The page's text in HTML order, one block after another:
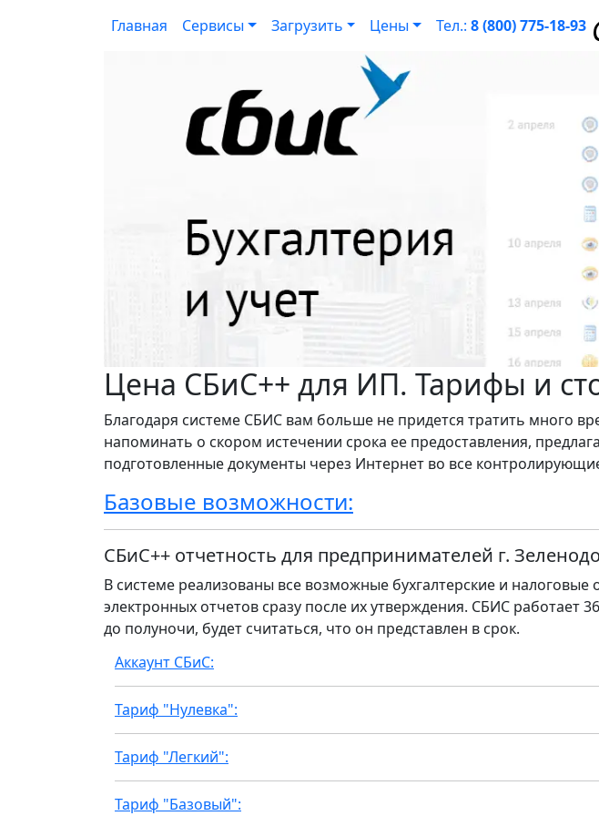
Главная Сервисы Загрузить Цены Тел.:8 (800) 775-18-93
Цена СБиС++ для ИП. Тарифы и
Благодаря системе СБИС вам больше не придется тратить много
напоминать о скором истечении срока ее предоставления,
подготовленные документы через Интернет во все
Базовые возможности:
СБиС++ отчетность для предпринимателей г.
В системе реализованы все возможные бухгалтерские и
электронных отчетов сразу после их утверждения. СБИС работает
до полуночи, будет считаться, что он представлен в срок.
Аккаунт СБиС:
Тариф "Нулевка":
Тариф "Легкий":
Тариф "Базовый":